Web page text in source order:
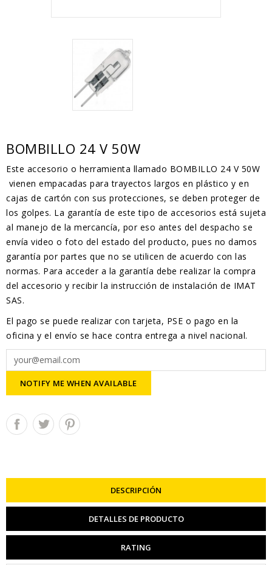
BOMBILLO 24 V 50W
Este accesorio o herramienta llamado BOMBILLO 24 V 50W
vienen empacadas para trayectos largos en plástico y en
cajas de cartón con sus protecciones, se deben proteger de
los golpes. La garantía de este tipo de accesorios está sujeta
al manejo de la mercancía, por eso antes del despacho se
envía video o foto del estado del producto, pues no damos
garantía por partes que no se utilicen de acuerdo con las
normas. Para acceder a la garantía debe realizar la compra
del accesorio y recibir la instrucción de instalación de IMAT
SAS.
El pago se puede realizar con tarjeta, PSE o pago en la
oficina y el envío se hace contra entrega a nivel nacional.
NOTIFY ME WHEN AVAILABLE
DESCRIPCIÓN
DETALLES DE PRODUCTO
RATING